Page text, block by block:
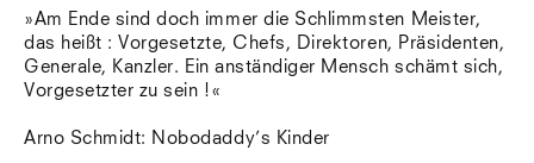
Lefkada
Leipzig
Paris
»Am Ende sind doch immer die Schlimmsten Meister,
das heißt : Vorgesetzte, Chefs, Direktoren, Präsidenten,
Generale, Kanzler. Ein anständiger Mensch schämt sich,
Vorgesetzter zu sein !«
Arno Schmidt: Nobodaddy’s Kinder